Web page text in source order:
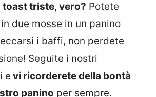
toast triste, vero? Potete
due mosse in un panino
i baffi, non perdete
Seguite i nostri
e vi ricorderete della bontà
panino per sempre.